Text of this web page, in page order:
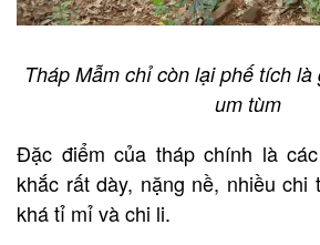
Tháp Mẫm chỉ còn lại phế tích
um tùm
Đặc điểm của tháp chính là
khắc rất dày, nặng nề, nhiều chi
khá tỉ mỉ và chi li.